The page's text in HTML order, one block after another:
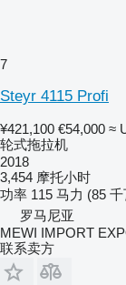
7
Steyr 4115 Profi
¥421,100 €54,000 ≈
轮式拖拉机
2018
3,454 摩托小时
功率 115 马力 (85 千
罗马尼亚
MEWI IMPORT
联系卖方